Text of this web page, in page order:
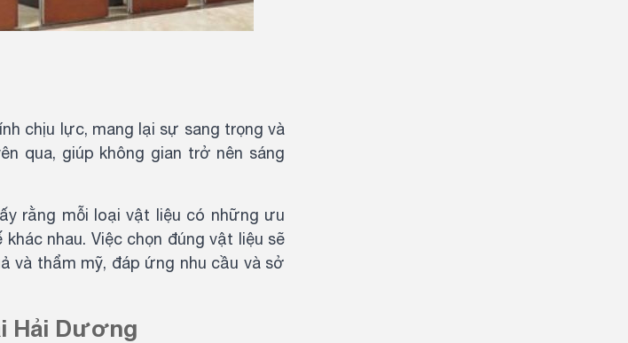
chịu lực, mang lại sự sang trọng và
qua, giúp không gian trở nên sáng
rằng mỗi loại vật liệu có những ưu
nhau. Việc chọn đúng vật liệu sẽ
và thẩm mỹ, đáp ứng nhu cầu và sở
Hải Dương